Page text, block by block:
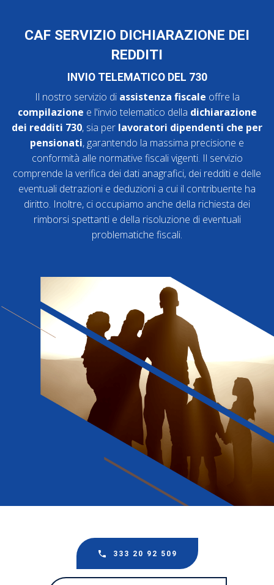
CAF SERVIZIO DICHIARAZIONE DEI
REDDITI
INVIO TELEMATICO DEL 730
Il nostro servizio di assistenza fiscale offre la
compilazione e l'invio telematico della dichiarazione
dei redditi 730, sia per lavoratori dipendenti che per
pensionati, garantendo la massima precisione e
conformità alle normative fiscali vigenti. Il servizio
comprende la verifica dei dati anagrafici, dei redditi e delle
eventuali detrazioni e deduzioni a cui il contribuente ha
diritto. Inoltre, ci occupiamo anche della richiesta dei
rimborsi spettanti e della risoluzione di eventuali
problematiche fiscali.
333 20 92 509